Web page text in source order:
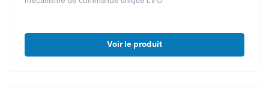
Voir le produit